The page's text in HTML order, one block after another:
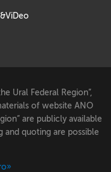
Ural Federal Region”,
of website ANO
are publicly available
quoting are possible